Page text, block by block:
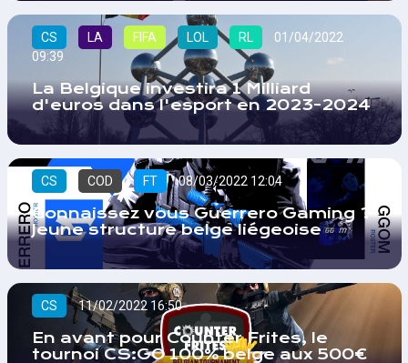
CS LA FIFA LOL RL
01/04/2022
09:39
La Belgique investira 1 Milliard
d'euros dans l'esport en 2023-2024
CS COD FT 08/03/2022 12:04
Connaissez vous Guerrero Gaming ?
Jeune structure belge liégeoise
CS 11/02/2022 16:50
En avant pour Counter Frites, le
tournoi CS:GO 100% belge aux 500€